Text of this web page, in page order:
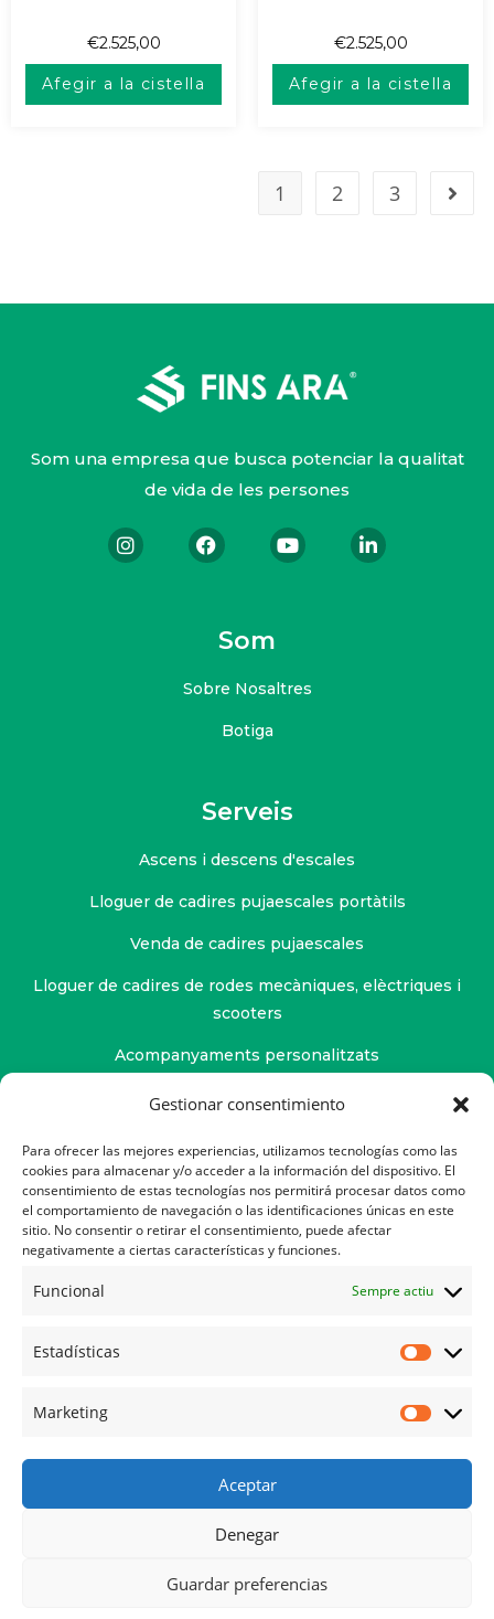
Gestionar consentimiento
Para ofrecer las mejores experiencias, utilizamos tecnologías como las
cookies para almacenar y/o acceder a la información del dispositivo. El
consentimiento de estas tecnologías nos permitirá procesar datos como
el comportamiento de navegación o las identificaciones únicas en este
sitio. No consentir o retirar el consentimiento, puede afectar
negativamente a ciertas características y funciones.
Funcional Sempre actiu
Estadísticas
Marketing
Aceptar
Denegar
Guardar preferencias
€2.525,00
Afegir a la cistella
€2.525,00
Afegir a la cistella
1 2 3
Som una empresa que busca potenciar la qualitat
de vida de les persones
Som
Sobre Nosaltres
Botiga
Serveis
Ascens i descens d'escales
Lloguer de cadires pujaescales portàtils
Venda de cadires pujaescales
Lloguer de cadires de rodes mecàniques, elèctriques i
scooters
Acompanyaments personalitzats
Servei de fisioteràpia
Atenció psicològica
Contacte
Avís Legal